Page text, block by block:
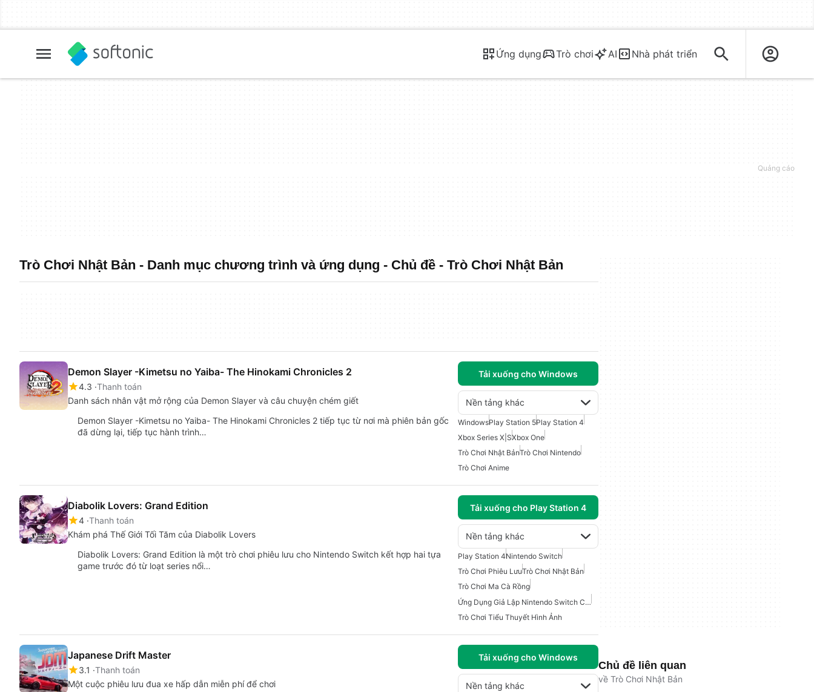
Ứng dụng Trò chơi AI Nhà phát triển
Trò Chơi Nhật Bản - Danh mục chương trình và ứng dụng - Chủ đề - Trò Chơi Nhật Bản
Demon Slayer -Kimetsu no Yaiba- The Hinokami Chronicles 2
4.3 Thanh toán
Danh sách nhân vật mở rộng của Demon Slayer và câu chuyện chém giết
Tải xuống cho Windows
Nền tảng khác
Demon Slayer -Kimetsu no Yaiba- The Hinokami Chronicles 2 tiếp tục từ nơi mà phiên bản gốc
đã dừng lại, tiếp tục hành trình…
WindowsPlay Station 5Play Station 4
Xbox Series X|SXbox One
Trò Chơi Nhật BảnTrò Chơi Nintendo
Trò Chơi Anime
Diabolik Lovers: Grand Edition
4 Thanh toán
Khám phá Thế Giới Tối Tăm của Diabolik Lovers
Tải xuống cho Play Station 4
Nền tảng khác
Diabolik Lovers: Grand Edition là một trò chơi phiêu lưu cho Nintendo Switch kết hợp hai tựa
game trước đó từ loạt series nổi…
Play Station 4Nintendo Switch
Trò Chơi Phiêu LưuTrò Chơi Nhật Bản
Trò Chơi Ma Cà Rồng
Ứng Dụng Giả Lập Nintendo Switch Cho Android
Trò Chơi Tiểu Thuyết Hình Ảnh
Japanese Drift Master
3.1 Thanh toán
Một cuộc phiêu lưu đua xe hấp dẫn miễn phí để chơi
Tải xuống cho Windows
Nền tảng khác
Chủ đề liên quan
về Trò Chơi Nhật Bản